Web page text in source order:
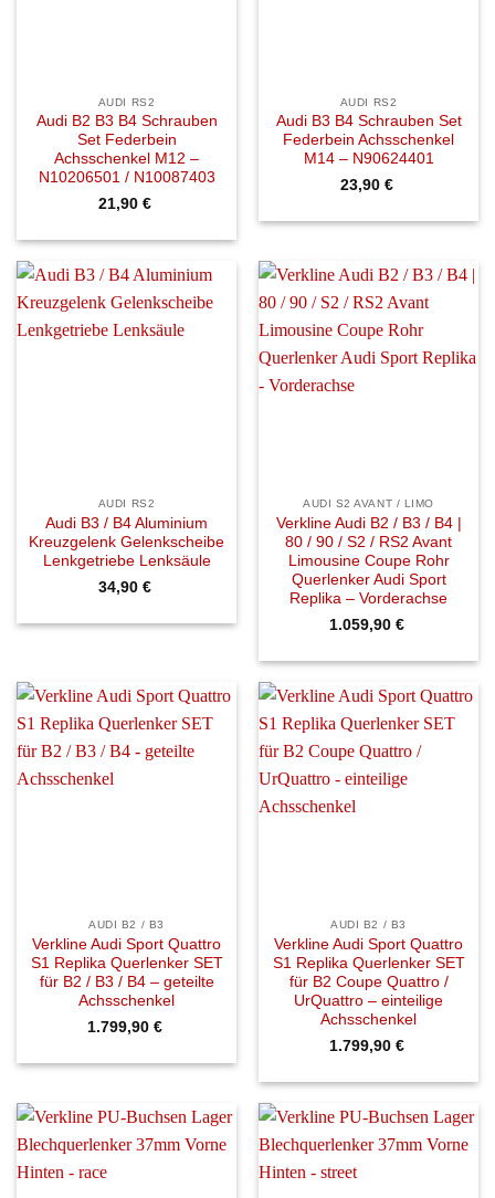
AUDI RS2
Audi B2 B3 B4 Schrauben
Set Federbein
Achsschenkel M12 –
N10206501 / N10087403
21,90 €
AUDI RS2
Audi B3 B4 Schrauben Set
Federbein Achsschenkel
M14 – N90624401
23,90 €
AUDI RS2
Audi B3 / B4 Aluminium
Kreuzgelenk Gelenkscheibe
Lenkgetriebe Lenksäule
34,90 €
AUDI S2 AVANT / LIMO
Verkline Audi B2 / B3 / B4 |
80 / 90 / S2 / RS2 Avant
Limousine Coupe Rohr
Querlenker Audi Sport
Replika – Vorderachse
1.059,90 €
AUDI B2 / B3
Verkline Audi Sport Quattro
S1 Replika Querlenker SET
für B2 / B3 / B4 – geteilte
Achsschenkel
1.799,90 €
AUDI B2 / B3
Verkline Audi Sport Quattro
S1 Replika Querlenker SET
für B2 Coupe Quattro /
UrQuattro – einteilige
Achsschenkel
1.799,90 €